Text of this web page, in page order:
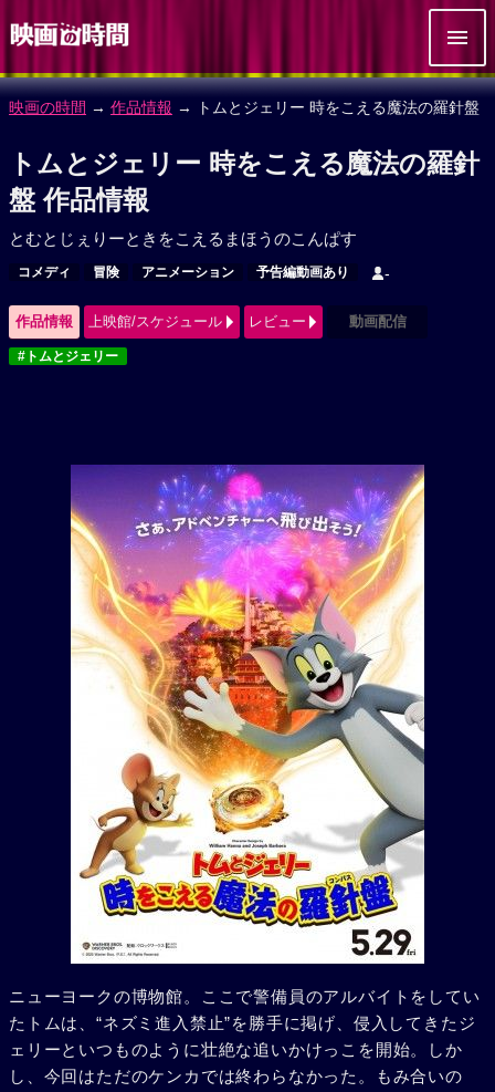
映画の時間 → 作品情報 → トムとジェリー 時をこえる魔法の羅針盤
トムとジェリー 時をこえる魔法の羅針
盤 作品情報
とむとじぇりーときをこえるまほうのこんぱす
コメディ 冒険 アニメーション 予告編動画あり -
作品情報 上映館/スケジュール レビュー 動画配信
#トムとジェリー
ニューヨークの博物館。ここで警備員のアルバイトをしてい
たトムは、“ネズミ進入禁止”を勝手に掲げ、侵入してきたジ
ェリーといつものように壮絶な追いかけっこを開始。しか
し、今回はただのケンカでは終わらなかった。もみ合いの